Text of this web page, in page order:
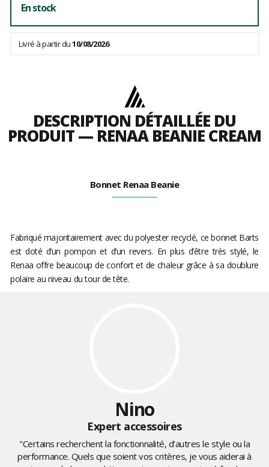
En stock
Livré à partir du10/08/2026
DESCRIPTION DÉTAILLÉE DU
PRODUIT — RENAA BEANIE CREAM
Bonnet Renaa Beanie
Fabriqué majoritairement avec du polyester recyclé, ce bonnet Barts
est doté d’un pompon et d’un revers. En plus d’être très stylé, le
Renaa offre beaucoup de confort et de chaleur grâce à sa doublure
polaire au niveau du tour de tête.
Nino
Expert accessoires
"Certains recherchent la fonctionnalité, d’autres le style ou la
performance. Quels que soient vos critères, je vous aiderai à